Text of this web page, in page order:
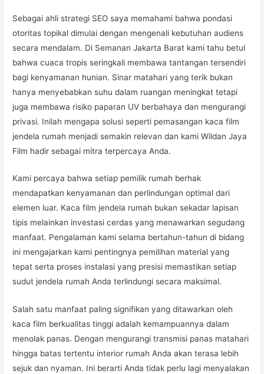
Sebagai ahli strategi SEO saya memahami bahwa pondasi
otoritas topikal dimulai dengan mengenali kebutuhan audiens
secara mendalam. Di Semanan Jakarta Barat kami tahu betul
bahwa cuaca tropis seringkali membawa tantangan tersendiri
bagi kenyamanan hunian. Sinar matahari yang terik bukan
hanya menyebabkan suhu dalam ruangan meningkat tetapi
juga membawa risiko paparan UV berbahaya dan mengurangi
privasi. Inilah mengapa solusi seperti pemasangan kaca film
jendela rumah menjadi semakin relevan dan kami Wildan Jaya
Film hadir sebagai mitra terpercaya Anda.
Kami percaya bahwa setiap pemilik rumah berhak
mendapatkan kenyamanan dan perlindungan optimal dari
elemen luar. Kaca film jendela rumah bukan sekadar lapisan
tipis melainkan investasi cerdas yang menawarkan segudang
manfaat. Pengalaman kami selama bertahun-tahun di bidang
ini mengajarkan kami pentingnya pemilihan material yang
tepat serta proses instalasi yang presisi memastikan setiap
sudut jendela rumah Anda terlindungi secara maksimal.
Salah satu manfaat paling signifikan yang ditawarkan oleh
kaca film berkualitas tinggi adalah kemampuannya dalam
menolak panas. Dengan mengurangi transmisi panas matahari
hingga batas tertentu interior rumah Anda akan terasa lebih
sejuk dan nyaman. Ini berarti Anda tidak perlu lagi menyalakan